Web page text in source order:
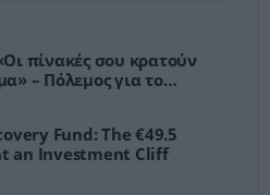
πίνακές σου κρατούν
– Πόλεμος για το
Fund: The €49.5
an Investment Cliff